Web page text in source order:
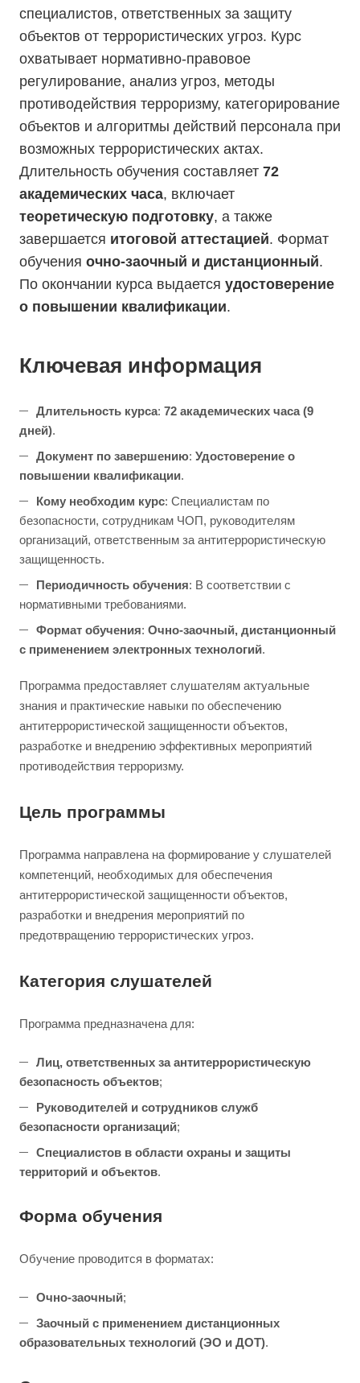
специалистов, ответственных за защиту
объектов от террористических угроз. Курс
охватывает нормативно-правовое
регулирование, анализ угроз, методы
противодействия терроризму, категорирование
объектов и алгоритмы действий персонала при
возможных террористических актах.
Длительность обучения составляет 72
академических часа, включает
теоретическую подготовку, а также
завершается итоговой аттестацией. Формат
обучения очно-заочный и дистанционный.
По окончании курса выдается удостоверение
о повышении квалификации.
Ключевая информация
Длительность курса: 72 академических часа (9
дней).
Документ по завершению: Удостоверение о
повышении квалификации.
Кому необходим курс: Специалистам по
безопасности, сотрудникам ЧОП, руководителям
организаций, ответственным за антитеррористическую
защищенность.
Периодичность обучения: В соответствии с
нормативными требованиями.
Формат обучения: Очно-заочный, дистанционный
с применением электронных технологий.
Программа предоставляет слушателям актуальные
знания и практические навыки по обеспечению
антитеррористической защищенности объектов,
разработке и внедрению эффективных мероприятий
противодействия терроризму.
Цель программы
Программа направлена на формирование у слушателей
компетенций, необходимых для обеспечения
антитеррористической защищенности объектов,
разработки и внедрения мероприятий по
предотвращению террористических угроз.
Категория слушателей
Программа предназначена для:
Лиц, ответственных за антитеррористическую
безопасность объектов;
Руководителей и сотрудников служб
безопасности организаций;
Специалистов в области охраны и защиты
территорий и объектов.
Форма обучения
Обучение проводится в форматах:
Очно-заочный;
Заочный с применением дистанционных
образовательных технологий (ЭО и ДОТ).